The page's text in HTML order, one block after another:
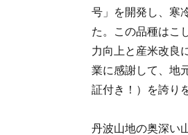
号」を開発し、寒
た。この品種はこ
力向上と産米改良
業に感謝して、地
証付き！）を誇り
丹波山地の奥深い